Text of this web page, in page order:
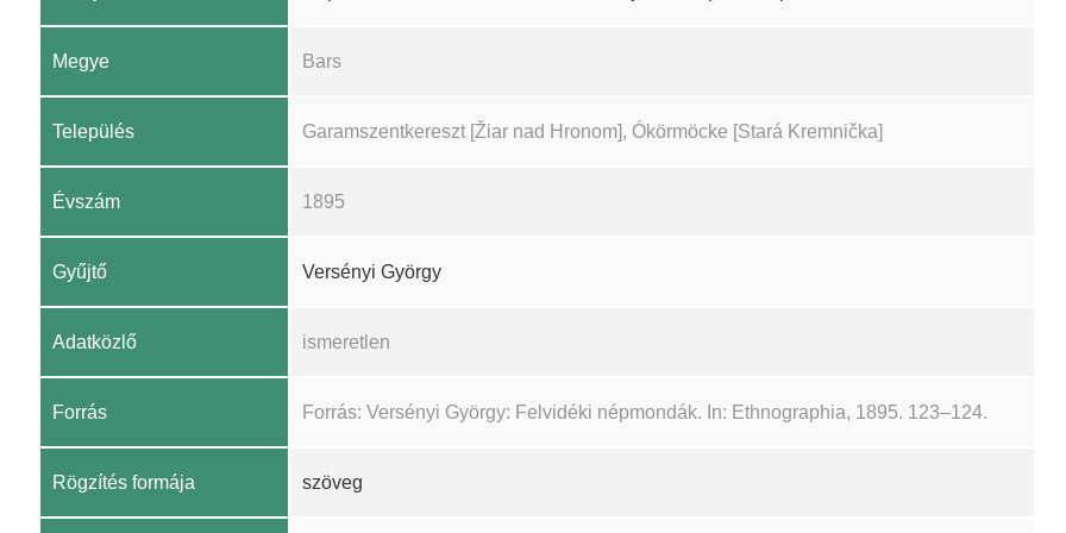
Megye Bars
Település Garamszentkereszt [Žiar nad Hronom], Ókörmöcke [Stará Kremnička]
Évszám 1895
Gyűjtő Versényi György
Adatközlő ismeretlen
Forrás Forrás: Versényi György: Felvidéki népmondák. In: Ethnographia, 1895. 123–124.
Rögzítés formája szöveg